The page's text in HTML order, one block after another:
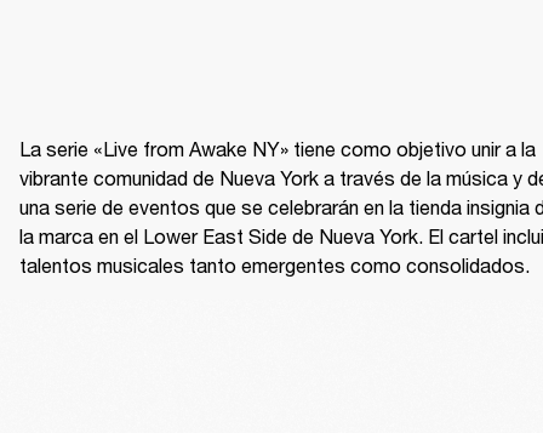
La serie «Live from Awake NY» tiene como objetivo unir a la
vibrante comunidad de Nueva York a través de la música y
una serie de eventos que se celebrarán en la tienda insignia
la marca en el Lower East Side de Nueva York. El cartel
talentos musicales tanto emergentes como consolidados.